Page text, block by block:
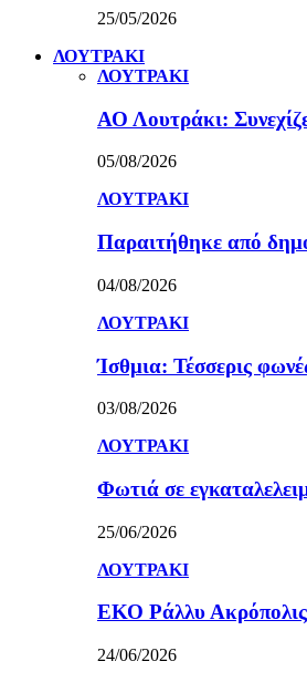
25/05/2026
ΛΟΥΤΡΑΚΙ
ΛΟΥΤΡΑΚΙ
ΑΟ Λουτράκι:
05/08/2026
ΛΟΥΤΡΑΚΙ
Παραιτήθηκε από
04/08/2026
ΛΟΥΤΡΑΚΙ
Ίσθμια: Τέσσερις
03/08/2026
ΛΟΥΤΡΑΚΙ
Φωτιά σε
25/06/2026
ΛΟΥΤΡΑΚΙ
ΕΚΟ Ράλλυ
24/06/2026